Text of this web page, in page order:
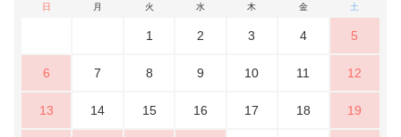
日 月 火 水 木 金 土
1 2 3 4 5
6 7 8 9 10 11 12
13 14 15 16 17 18 19